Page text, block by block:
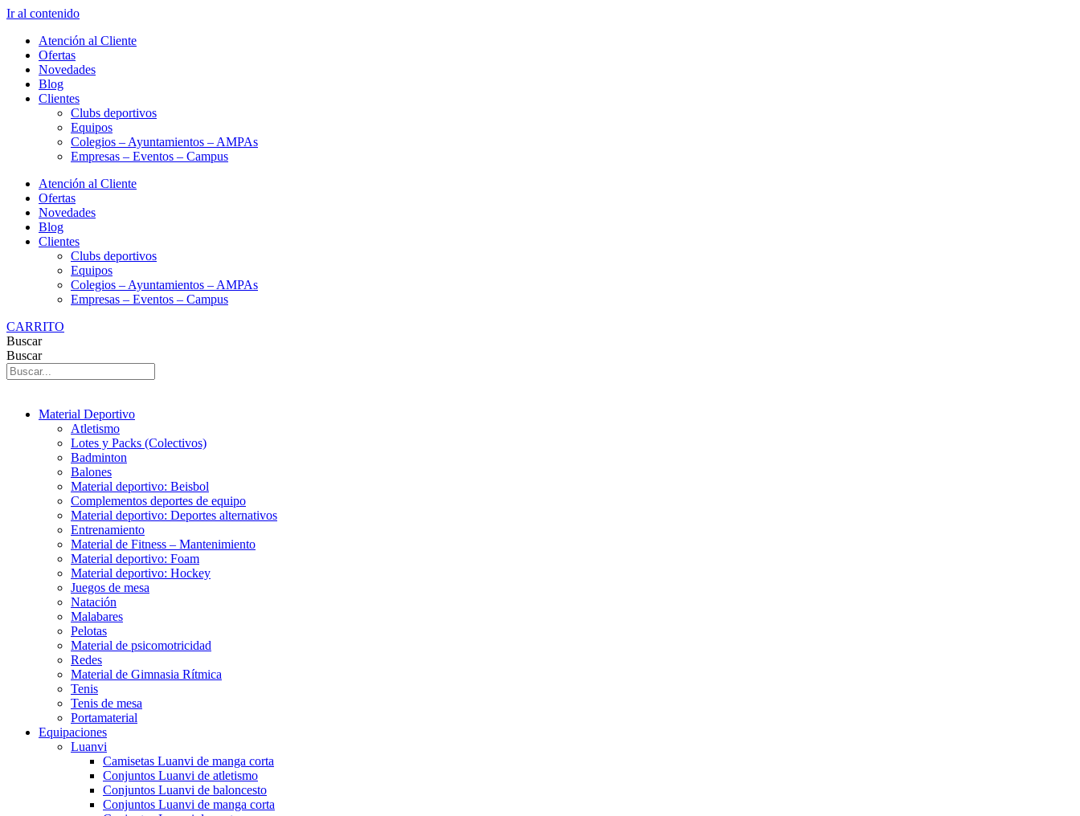
Ir al contenido
Atención al Cliente
Ofertas
Novedades
Blog
Clientes
Clubs deportivos
Equipos
Colegios – Ayuntamientos – AMPAs
Empresas – Eventos – Campus
Atención al Cliente
Ofertas
Novedades
Blog
Clientes
Clubs deportivos
Equipos
Colegios – Ayuntamientos – AMPAs
Empresas – Eventos – Campus
CARRITO
Buscar
Buscar
Material Deportivo
Atletismo
Lotes y Packs (Colectivos)
Badminton
Balones
Material deportivo: Beisbol
Complementos deportes de equipo
Material deportivo: Deportes alternativos
Entrenamiento
Material de Fitness – Mantenimiento
Material deportivo: Foam
Material deportivo: Hockey
Juegos de mesa
Natación
Malabares
Pelotas
Material de psicomotricidad
Redes
Material de Gimnasia Rítmica
Tenis
Tenis de mesa
Portamaterial
Equipaciones
Luanvi
Camisetas Luanvi de manga corta
Conjuntos Luanvi de atletismo
Conjuntos Luanvi de baloncesto
Conjuntos Luanvi de manga corta